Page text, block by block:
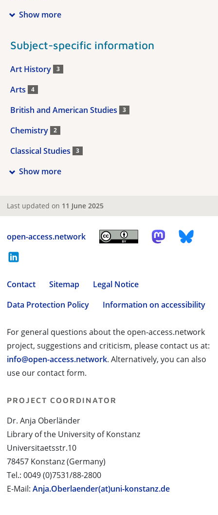
Show more
Subject-specific information
Art History 3
Arts 4
British and American Studies 3
Chemistry 2
Classical Studies 3
Show more
Last updated on 11 June 2025
open-access.network
Contact Sitemap
Legal Notice
Data Protection Policy
Information on accessibility
For general questions about the open-access.network
project, suggestions and criticism, please contact us at:
info@open-access.network. Alternatively, you can also
use our contact form.
PROJECT COORDINATOR
Dr. Anja Oberländer
Library of the University of Konstanz
Universitaetsstr.10
78457 Konstanz (Germany)
Tel.: 0049 (0)7531/88-2800
E-Mail: Anja.Oberlaender(at)uni-konstanz.de